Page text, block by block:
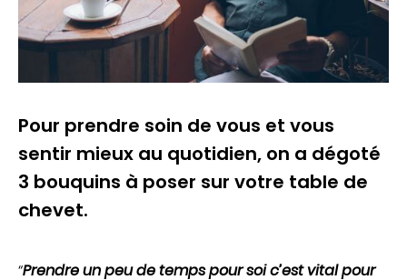
Pour prendre soin de vous et vous
sentir mieux au quotidien, on a dégoté
3 bouquins à poser sur votre table de
chevet.
“Prendre un peu de temps pour soi c’est vital pour